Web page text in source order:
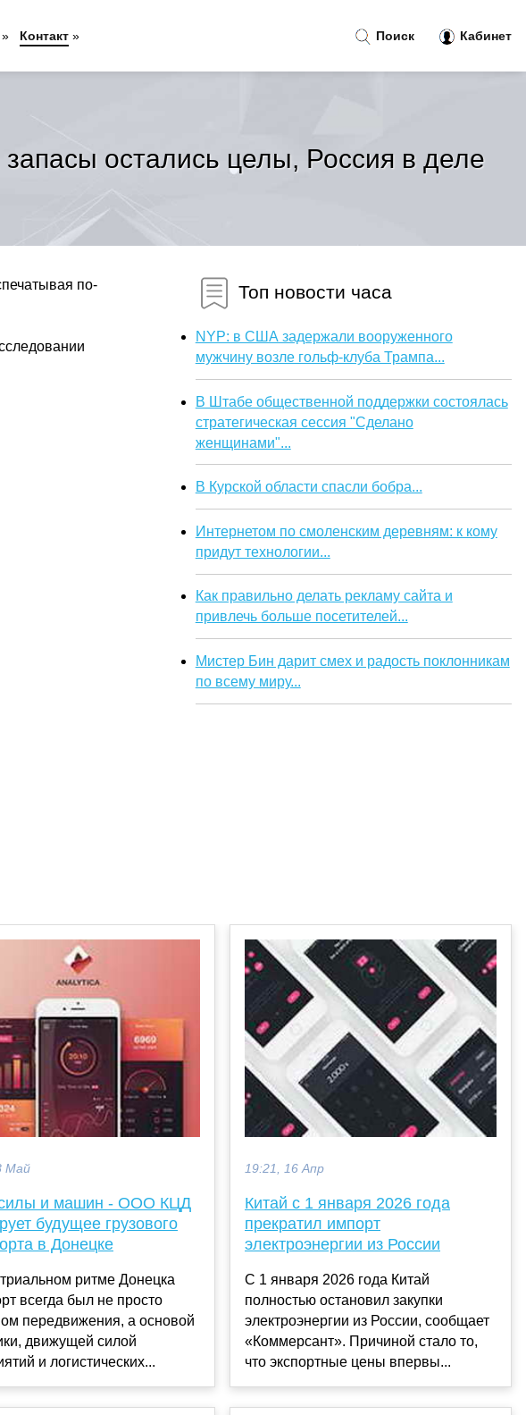
остались целы, Россия в деле
по-
Топ новости часа
NYP: в США задержали вооруженного
мужчину возле гольф-клуба Трампа...
В Штабе общественной поддержки состоялась
стратегическая сессия "Сделано
женщинами"...
В Курской области спасли бобра...
Интернетом по смоленским деревням: к кому
придут технологии...
Как правильно делать рекламу сайта и
привлечь больше посетителей...
Мистер Бин дарит смех и радость поклонникам
по всему миру...
Май
и машин - ООО КЦД
будущее грузового
в Донецке
ритме Донецка
всегда был не просто
передвижения, а основой
движущей силой
и логистических...
19:21, 16 Апр
Китай с 1 января 2026 года
прекратил импорт
электроэнергии из России
С 1 января 2026 года Китай
полностью остановил закупки
электроэнергии из России, сообщает
«Коммерсант». Причиной стало то,
что экспортные цены впервы...
Поиск Кабинет
» Контакт »